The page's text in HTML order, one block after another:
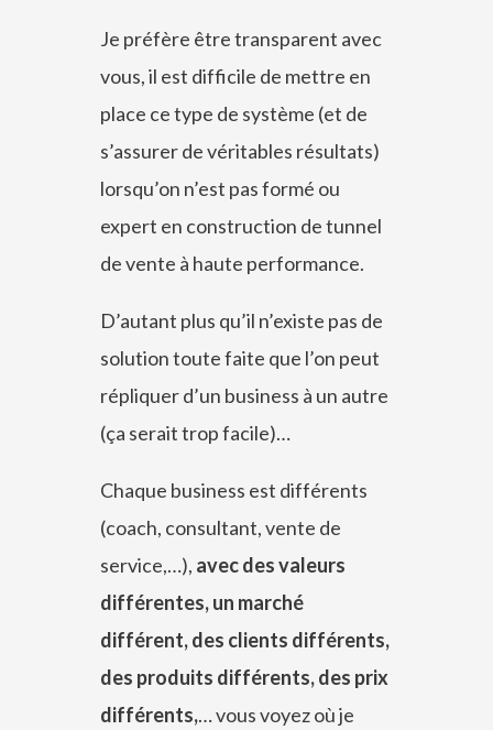
Je préfère être transparent avec
vous, il est difficile de mettre en
place ce type de système (et de
s’assurer de véritables résultats)
lorsqu’on n’est pas formé ou
expert en construction de tunnel
de vente à haute performance.
D’autant plus qu’il n’existe pas de
solution toute faite que l’on peut
répliquer d’un business à un autre
(ça serait trop facile)…
Chaque business est différents
(coach, consultant, vente de
service,…), avec des valeurs
différentes, un marché
différent, des clients différents,
des produits différents, des prix
différents,… vous voyez où je